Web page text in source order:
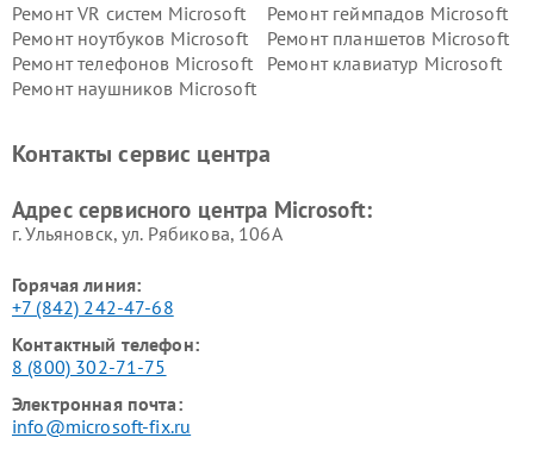
Ремонт VR систем Microsoft
Ремонт геймпадов Microsoft
Ремонт ноутбуков Microsoft
Ремонт планшетов Microsoft
Ремонт телефонов Microsoft
Ремонт клавиатур Microsoft
Ремонт наушников Microsoft
Контакты сервис центра
Адрес сервисного центра Microsoft:
г. Ульяновск, ул. Рябикова, 106А
Горячая линия:
+7 (842) 242-47-68
Контактный телефон:
8 (800) 302-71-75
Электронная почта:
info@microsoft-fix.ru